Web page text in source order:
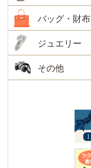
バッグ・財布
ジュエリー
その他